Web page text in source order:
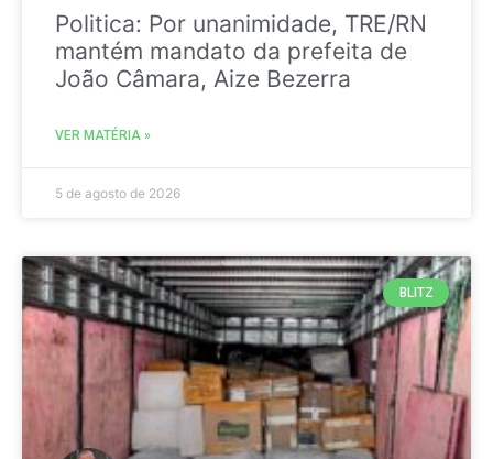
Politica: Por unanimidade, TRE/RN
mantém mandato da prefeita de
João Câmara, Aize Bezerra
VER MATÉRIA »
5 de agosto de 2026
BLITZ